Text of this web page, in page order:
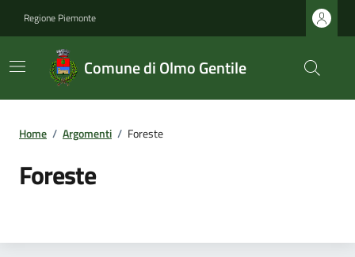
Regione Piemonte
Comune di Olmo Gentile
Home / Argomenti / Foreste
Foreste